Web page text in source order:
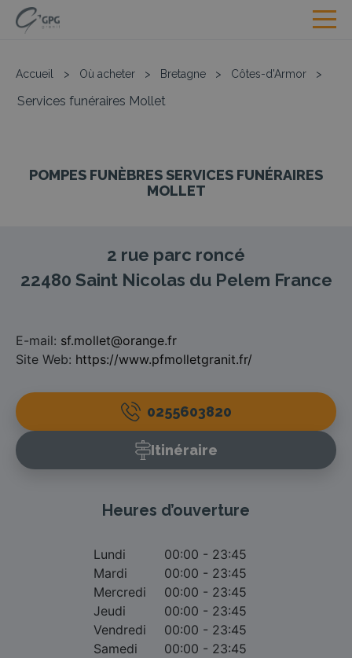
Accueil > Où acheter > Bretagne > Côtes-d'Armor >
Services funéraires Mollet
POMPES FUNÈBRES SERVICES FUNÉRAIRES
MOLLET
2 rue parc roncé
22480 Saint Nicolas du Pelem France
E-mail: sf.mollet@orange.fr
Site Web: https://www.pfmolletgranit.fr/
0255603820
Itinéraire
Heures d’ouverture
Lundi
00:00 - 23:45
Mardi
00:00 - 23:45
Mercredi
00:00 - 23:45
Jeudi
00:00 - 23:45
Vendredi
00:00 - 23:45
Samedi
00:00 - 23:45